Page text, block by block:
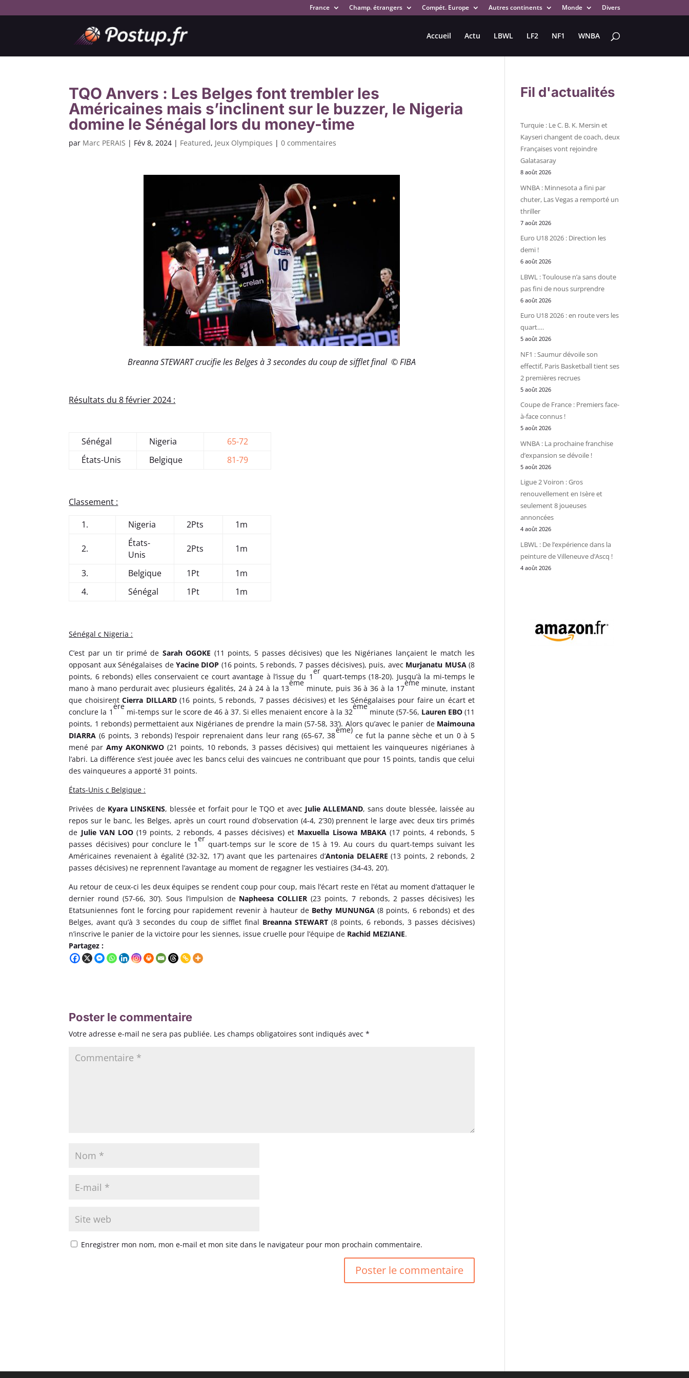
France Champ. étrangers Compét. Europe Autres continents Monde Divers
Accueil Actu LBWL LF2 NF1 WNBA
TQO Anvers : Les Belges font trembler les
Américaines mais s’inclinent sur le buzzer, le Nigeria
domine le Sénégal lors du money-time
par Marc PERAIS | Fév 8, 2024 | Featured, Jeux Olympiques |0 commentaires
Breanna STEWART crucifie les Belges à 3 secondes du coup de sifflet final © FIBA
Résultats du 8 février 2024 :
Sénégal Nigeria
65-72
États-Unis
Belgique 81-79
Classement :
1.
Nigeria 2Pts 1m
2.
États-
Unis
2Pts 1m
3. Belgique 1Pt
1m
4.
Sénégal 1Pt 1m
Sénégal c Nigeria :
C’est par un tir primé de Sarah OGOKE (11 points, 5 passes décisives) que les Nigérianes lançaient le match les
opposant aux Sénégalaises de Yacine DIOP (16 points, 5 rebonds, 7 passes décisives), puis, avec Murjanatu MUSA(8
points, 6 rebonds) elles conservaient ce court avantage à l’issue du 1
er
quart-temps (18-20). Jusqu’à la mi-temps le
mano à mano perdurait avec plusieurs égalités, 24 à 24 à la 13
ème
minute, puis 36 à 36 à la 17
ème
minute, instant
que choisirentCierra DILLARD(16 points, 5 rebonds, 7 passes décisives) et les Sénégalaises pour faire un écart et
conclure la 1
ère
mi-temps sur le score de 46 à 37. Si elles menaient encore à la 32
ème
minute (57-56, Lauren EBO(11
points, 1 rebonds) permettaient aux Nigérianes de prendre la main (57-58, 33’). Alors qu’avec le panier de Maimouna
DIARRA (6 points, 3 rebonds) l’espoir reprenaient dans leur rang (65-67, 38
ème)
ce fut la panne sèche et un 0 à 5
mené parAmy AKONKWO(21 points, 10 rebonds, 3 passes décisives) qui mettaient les vainqueures nigérianes à
l’abri. La différence s’est jouée avec les bancs celui des vaincues ne contribuant que pour 15 points, tandis que celui
des vainqueures a apporté 31 points.
États-Unis c Belgique :
Privées de Kyara LINSKENS, blessée et forfait pour le TQO et avec Julie ALLEMAND, sans doute blessée, laissée au
repos sur le banc, les Belges, après un court round d’observation (4-4, 2’30) prennent le large avec deux tirs primés
de Julie VAN LOO(19 points, 2 rebonds, 4 passes décisives) et Maxuella Lisowa MBAKA(17 points, 4 rebonds, 5
passes décisives) pour conclure le 1
er
quart-temps sur le score de 15 à 19. Au cours du quart-temps suivant les
Américaines revenaient à égalité (32-32, 17’) avant que les partenaires d’Antonia DELAERE (13 points, 2 rebonds, 2
passes décisives) ne reprennent l’avantage au moment de regagner les vestiaires (34-43, 20’).
Au retour de ceux-ci les deux équipes se rendent coup pour coup, mais l’écart reste en l’état au moment d’attaquer le
dernier round (57-66, 30’). Sous l’impulsion de Napheesa COLLIER (23 points, 7 rebonds, 2 passes décisives) les
Etatsuniennes font le forcing pour rapidement revenir à hauteur de Bethy MUNUNGA(8 points, 6 rebonds) et des
Belges, avant qu’à 3 secondes du coup de sifflet final Breanna STEWART(8 points, 6 rebonds, 3 passes décisives)
n’inscrive le panier de la victoire pour les siennes, issue cruelle pour l’équipe de Rachid MEZIANE.
Partagez :
Poster le commentaire
Votre adresse e-mail ne sera pas publiée. Les champs obligatoires sont indiqués avec*
Enregistrer mon nom, mon e-mail et mon site dans le navigateur pour mon prochain commentaire.
Fil d'actualités
Turquie : Le C. B. K. Mersin et
Kayseri changent de coach, deux
Françaises vont rejoindre
Galatasaray
8 août 2026
WNBA : Minnesota a fini par
chuter, Las Vegas a remporté un
thriller
7 août 2026
Euro U18 2026 : Direction les
demi !
6 août 2026
LBWL : Toulouse n’a sans doute
pas fini de nous surprendre
6 août 2026
Euro U18 2026 : en route vers les
quart….
5 août 2026
NF1 : Saumur dévoile son
effectif, Paris Basketball tient ses
2 premières recrues
5 août 2026
Coupe de France : Premiers face-
à-face connus !
5 août 2026
WNBA : La prochaine franchise
d’expansion se dévoile !
5 août 2026
Ligue 2 Voiron : Gros
renouvellement en Isère et
seulement 8 joueuses
annoncées
4 août 2026
LBWL : De l’expérience dans la
peinture de Villeneuve d’Ascq !
4 août 2026